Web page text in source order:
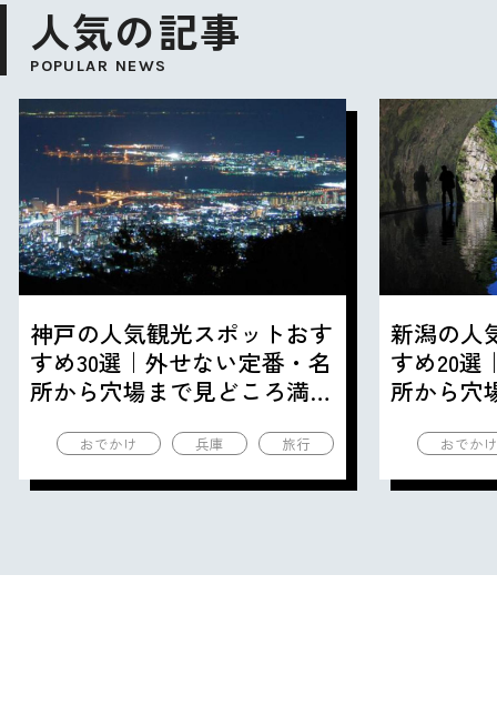
人気の記事
POPULAR NEWS
神戸の人気観光スポットおす
すめ30選｜外せない定番・名
所から穴場まで見どころ満載
おでかけ 兵庫 旅行
新潟の人
すめ20選
所から穴
おでか